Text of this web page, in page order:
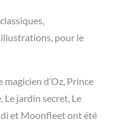
illustrations, pour le
magicien d’Oz, Prince
Le jardin secret, Le
et Moonfleet ont été